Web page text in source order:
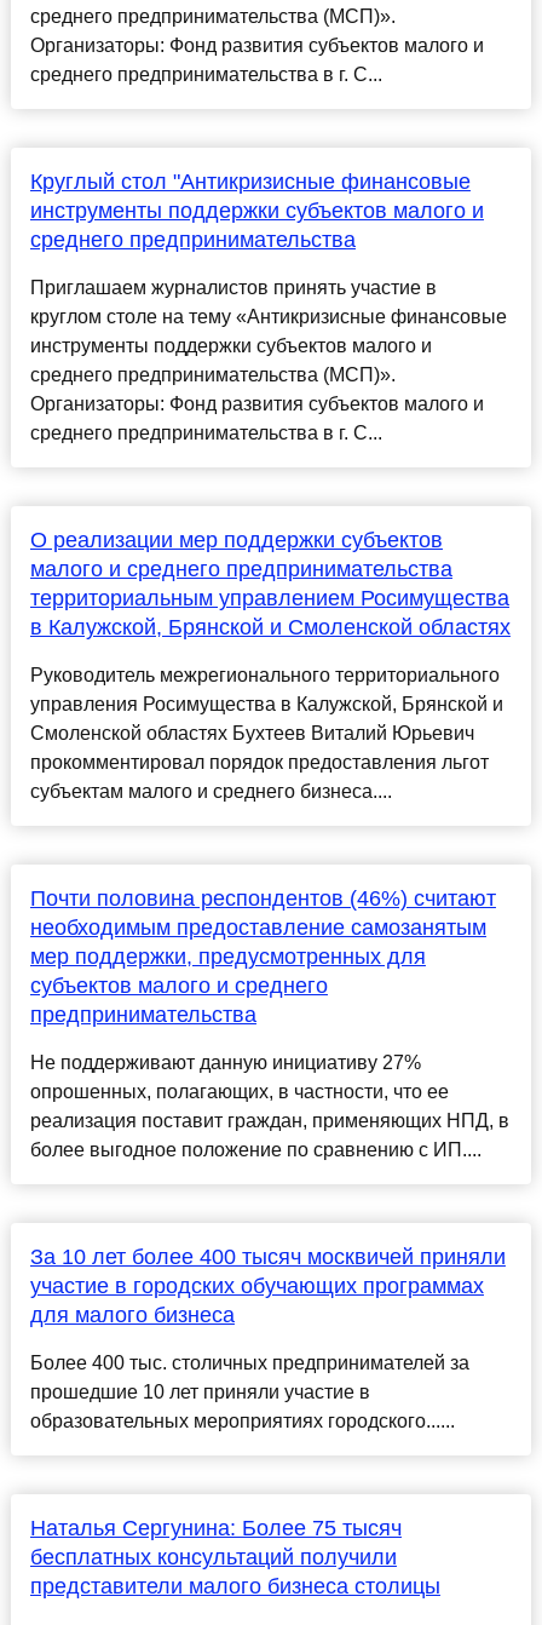
среднего предпринимательства (МСП)».
Организаторы: Фонд развития субъектов малого и
среднего предпринимательства в г. С...
Круглый стол "Антикризисные финансовые
инструменты поддержки субъектов малого и
среднего предпринимательства
Приглашаем журналистов принять участие в
круглом столе на тему «Антикризисные финансовые
инструменты поддержки субъектов малого и
среднего предпринимательства (МСП)».
Организаторы: Фонд развития субъектов малого и
среднего предпринимательства в г. С...
О реализации мер поддержки субъектов
малого и среднего предпринимательства
территориальным управлением Росимущества
в Калужской, Брянской и Смоленской областях
Руководитель межрегионального территориального
управления Росимущества в Калужской, Брянской и
Смоленской областях Бухтеев Виталий Юрьевич
прокомментировал порядок предоставления льгот
субъектам малого и среднего бизнеса....
Почти половина респондентов (46%) считают
необходимым предоставление самозанятым
мер поддержки, предусмотренных для
субъектов малого и среднего
предпринимательства
Не поддерживают данную инициативу 27%
опрошенных, полагающих, в частности, что ее
реализация поставит граждан, применяющих НПД, в
более выгодное положение по сравнению с ИП....
За 10 лет более 400 тысяч москвичей приняли
участие в городских обучающих программах
для малого бизнеса
Более 400 тыс. столичных предпринимателей за
прошедшие 10 лет приняли участие в
образовательных мероприятиях городского......
Наталья Сергунина: Более 75 тысяч
бесплатных консультаций получили
представители малого бизнеса столицы